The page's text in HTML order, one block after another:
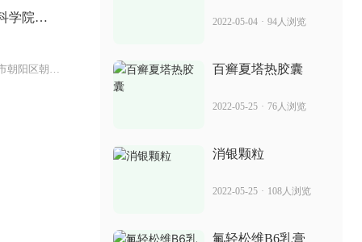
学院整
东院：北京市朝阳区朝阳门外小庄路
2022-05-04 · 94人浏览
百癣夏塔热胶囊
2022-05-25 · 76人浏览
消银颗粒
2022-05-25 · 108人浏览
氟轻松维B6乳膏